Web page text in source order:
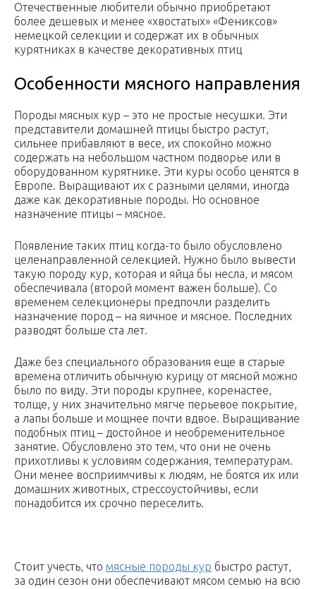
Отечественные любители обычно приобретают
более дешевых и менее «хвостатых» «Фениксов»
немецкой селекции и содержат их в обычных
курятниках в качестве декоративных птиц
Особенности мясного направления
Породы мясных кур – это не простые несушки. Эти
представители домашней птицы быстро растут,
сильнее прибавляют в весе, их спокойно можно
содержать на небольшом частном подворье или в
оборудованном курятнике. Эти куры особо ценятся в
Европе. Выращивают их с разными целями, иногда
даже как декоративные породы. Но основное
назначение птицы – мясное.
Появление таких птиц когда-то было обусловлено
целенаправленной селекцией. Нужно было вывести
такую породу кур, которая и яйца бы несла, и мясом
обеспечивала (второй момент важен больше). Со
временем селекционеры предпочли разделить
назначение пород – на яичное и мясное. Последних
разводят больше ста лет.
Даже без специального образования еще в старые
времена отличить обычную курицу от мясной можно
было по виду. Эти породы крупнее, коренастее,
толще, у них значительно мягче перьевое покрытие,
а лапы больше и мощнее почти вдвое. Выращивание
подобных птиц – достойное и необременительное
занятие. Обусловлено это тем, что они не очень
прихотливы к условиям содержания, температурам.
Они менее восприимчивы к людям, не боятся их или
домашних животных, стрессоустойчивы, если
понадобится их срочно переселить.
Стоит учесть, что мясные породы кур быстро растут,
за один сезон они обеспечивают мясом семью на всю